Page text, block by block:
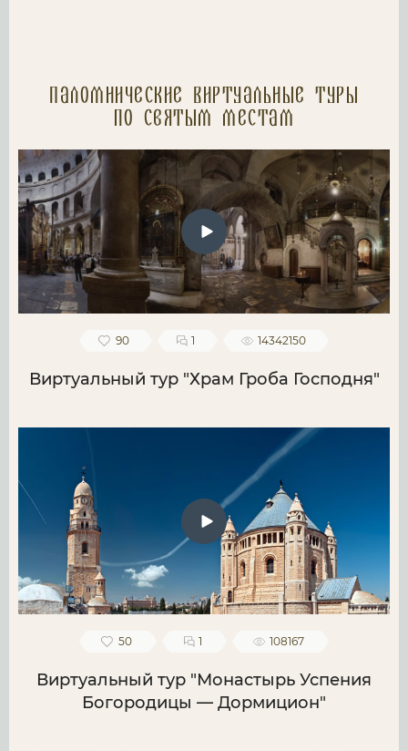
Паломнические Виртуальные туры
по святым местам
90 1 14342150
Виртуальный тур "Храм Гроба Господня"
50 1 108167
Виртуальный тур "Монастырь Успения
Богородицы — Дормицион"